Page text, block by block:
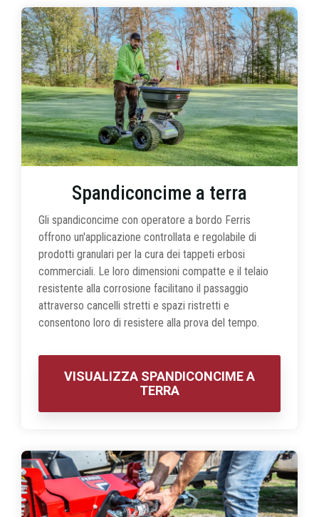
Spandiconcime a terra
Gli spandiconcime con operatore a bordo Ferris
offrono un'applicazione controllata e regolabile di
prodotti granulari per la cura dei tappeti erbosi
commerciali. Le loro dimensioni compatte e il telaio
resistente alla corrosione facilitano il passaggio
attraverso cancelli stretti e spazi ristretti e
consentono loro di resistere alla prova del tempo.
VISUALIZZA SPANDICONCIME A
TERRA